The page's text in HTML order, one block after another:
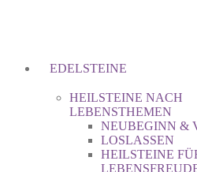
EDELSTEINE
HEILSTEINE NACH
LEBENSTHEMEN
NEUBEGINN &
LOSLASSEN
HEILSTEINE